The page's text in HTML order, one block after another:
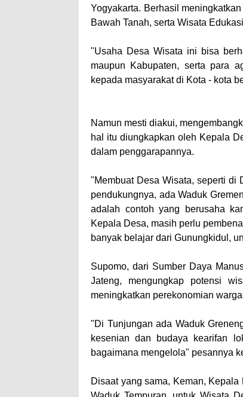
Yogyakarta. Berhasil
Bawah Tanah, serta Wisata
"Usaha Desa Wisata ini bisa
maupun Kabupaten, serta para
kepada masyarakat di Kota - kota
Namun mesti diakui,
hal itu diungkapkan oleh Kepala
dalam penggarapannya.
"Membuat Desa Wisata, seperti di
pendukungnya, ada Waduk
adalah contoh yang berusaha
Kepala Desa, masih perlu
banyak belajar dari Gunungkidul,
Supomo, dari Sumber Daya
Jateng, mengungkap potensi
meningkatkan perekonomian
"Di Tunjungan ada Waduk
kesenian dan budaya kearifan
bagaimana mengelola" pesannya
Disaat yang sama, Keman,